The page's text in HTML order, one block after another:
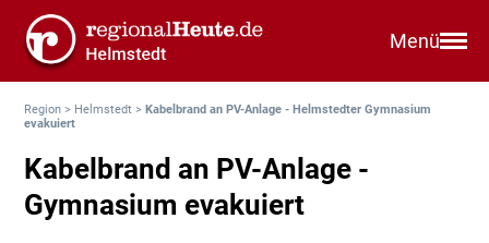
Menü
Region > Helmstedt >Kabelbrand an PV-Anlage - Helmstedter Gymnasium
evakuiert
Kabelbrand an PV-Anlage -
Gymnasium evakuiert